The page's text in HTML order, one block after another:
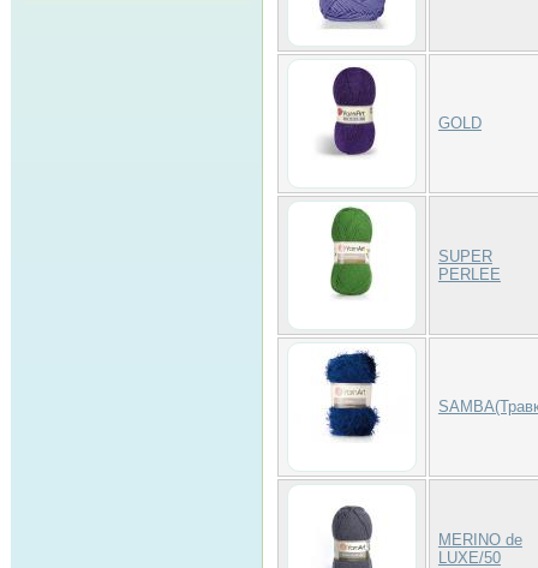
GOLD
SUPER
PERLEE
MERINO de
LUXE/50